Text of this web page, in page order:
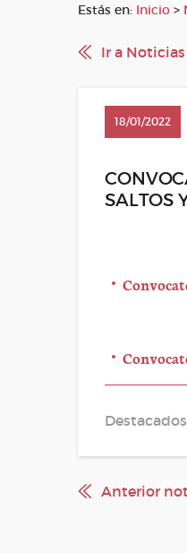
Estás en: Inicio >
Ir a Noticias
18/01/2022
SALTOS
Destacados
Anterior